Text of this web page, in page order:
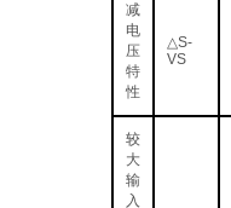
减
电
压
特
性
△S-
VS
较
大
输
入